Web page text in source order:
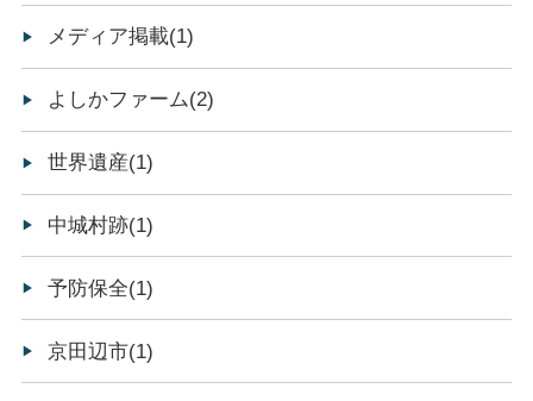
メディア掲載(1)
よしかファーム(2)
世界遺産(1)
中城村跡(1)
予防保全(1)
京田辺市(1)